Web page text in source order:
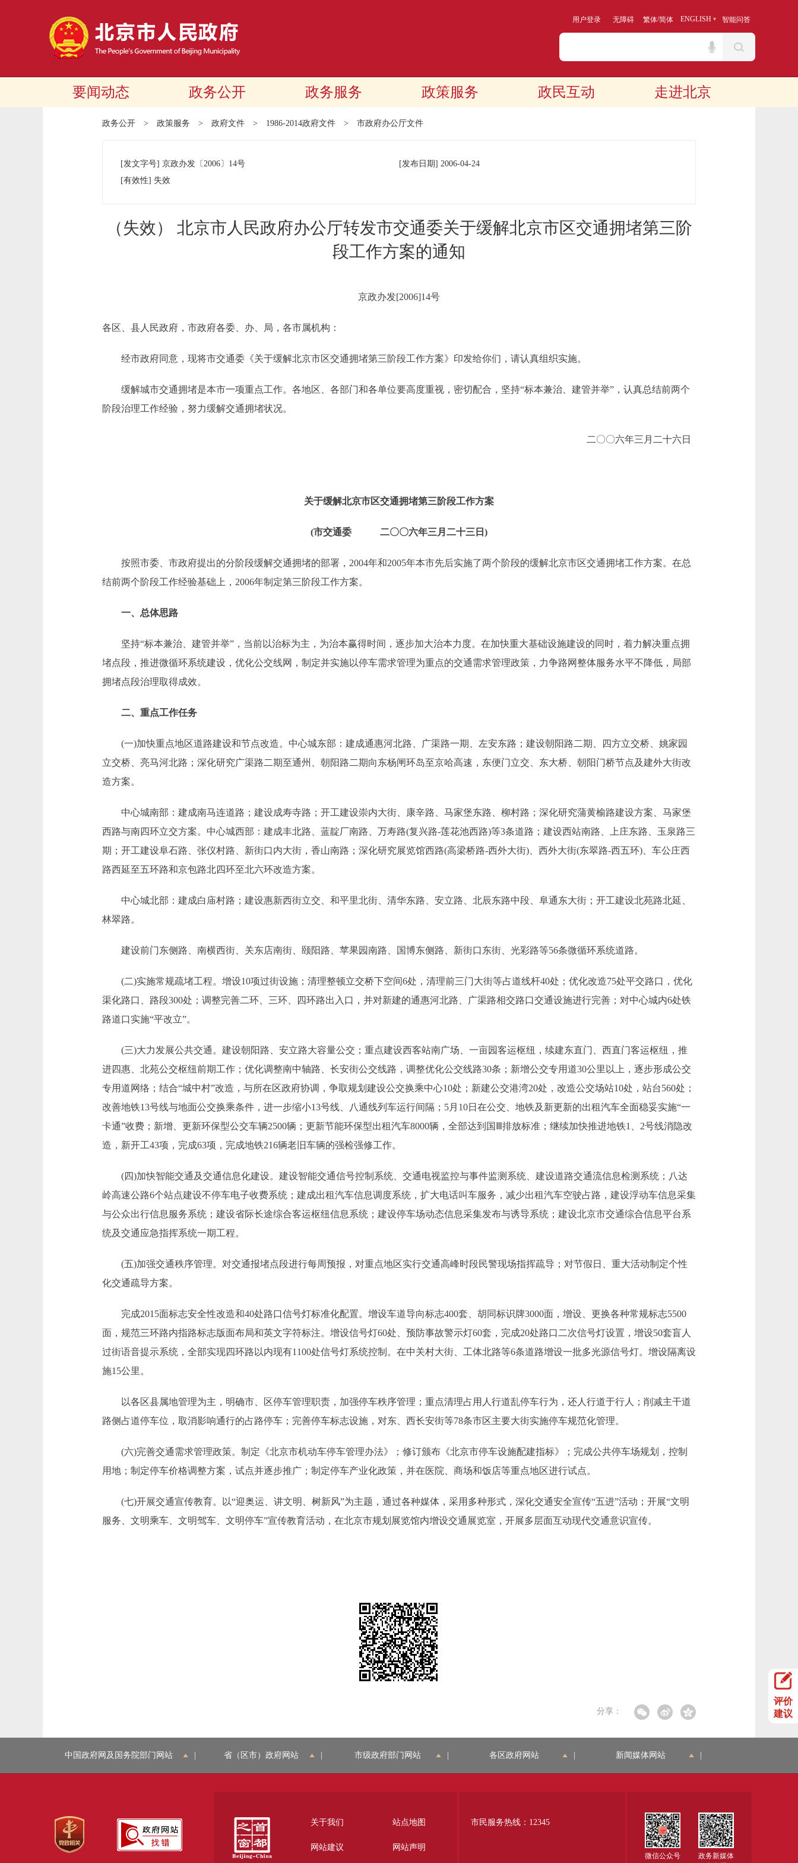
用户登录 无障碍 繁体/简体 ENGLISH 智能问答
要闻动态 政务公开 政务服务 政策服务 政民互动 走进北京
政务公开 > 政策服务 > 政府文件 > 1986-2014政府文件 > 市政府办公厅文件
[发文字号] 京政办发 〔2006〕 14号 [发布日期] 2006-04-24
[有效性] 失效
（失效） 北京市人民政府办公厅转发市交通委关于缓解北京市区交通拥堵第三阶
段工作方案的通知
京政办发[2006]14号
各区、县人民政府，市政府各委、办、局，各市属机构：
经市政府同意，现将市交通委《关于缓解北京市区交通拥堵第三阶段工作方案》印发给你们，请认真组织实施。
缓解城市交通拥堵是本市一项重点工作。各地区、各部门和各单位要高度重视，密切配合，坚持“标本兼治、建管并举”，认真总结前两个
阶段治理工作经验，努力缓解交通拥堵状况。
二〇〇六年三月二十六日
关于缓解北京市区交通拥堵第三阶段工作方案
(市交通委 二〇〇六年三月二十三日)
按照市委、市政府提出的分阶段缓解交通拥堵的部署，2004年和2005年本市先后实施了两个阶段的缓解北京市区交通拥堵工作方案。在总
结前两个阶段工作经验基础上，2006年制定第三阶段工作方案。
一、总体思路
坚持“标本兼治、建管并举”，当前以治标为主，为治本赢得时间，逐步加大治本力度。在加快重大基础设施建设的同时，着力解决重点拥
堵点段，推进微循环系统建设，优化公交线网，制定并实施以停车需求管理为重点的交通需求管理政策，力争路网整体服务水平不降低，局部
拥堵点段治理取得成效。
二、重点工作任务
(一)加快重点地区道路建设和节点改造。中心城东部：建成通惠河北路、广渠路一期、左安东路；建设朝阳路二期、四方立交桥、姚家园
立交桥、亮马河北路；深化研究广渠路二期至通州、朝阳路二期向东杨闸环岛至京哈高速，东便门立交、东大桥、朝阳门桥节点及建外大街改
造方案。
中心城南部：建成南马连道路；建设成寿寺路；开工建设崇内大街、康辛路、马家堡东路、柳村路；深化研究蒲黄榆路建设方案、马家堡
西路与南四环立交方案。中心城西部：建成丰北路、蓝靛厂南路、万寿路(复兴路-莲花池西路)等3条道路；建设西站南路、上庄东路、玉泉路三
期；开工建设阜石路、张仪村路、新街口内大街，香山南路；深化研究展览馆西路(高梁桥路-西外大街)、西外大街(东翠路-西五环)、车公庄西
路西延至五环路和京包路北四环至北六环改造方案。
中心城北部：建成白庙村路；建设惠新西街立交、和平里北街、清华东路、安立路、北辰东路中段、阜通东大街；开工建设北苑路北延、
林翠路。
建设前门东侧路、南横西街、关东店南街、颐阳路、苹果园南路、国博东侧路、新街口东街、光彩路等56条微循环系统道路。
(二)实施常规疏堵工程。增设10项过街设施；清理整顿立交桥下空间6处，清理前三门大街等占道线杆40处；优化改造75处平交路口，优化
渠化路口、路段300处；调整完善二环、三环、四环路出入口，并对新建的通惠河北路、广渠路相交路口交通设施进行完善；对中心城内6处铁
路道口实施“平改立”。
(三)大力发展公共交通。建设朝阳路、安立路大容量公交；重点建设西客站南广场、一亩园客运枢纽，续建东直门、西直门客运枢纽，推
进四惠、北苑公交枢纽前期工作；优化调整南中轴路、长安街公交线路，调整优化公交线路30条；新增公交专用道30公里以上，逐步形成公交
专用道网络；结合“城中村”改造，与所在区政府协调，争取规划建设公交换乘中心10处；新建公交港湾20处，改造公交场站10处，站台560处；
改善地铁13号线与地面公交换乘条件，进一步缩小13号线、八通线列车运行间隔；5月10日在公交、地铁及新更新的出租汽车全面稳妥实施“一
卡通”收费；新增、更新环保型公交车辆2500辆；更新节能环保型出租汽车8000辆，全部达到国Ⅲ排放标准；继续加快推进地铁1、2号线消隐改
造，新开工43项，完成63项，完成地铁216辆老旧车辆的强检强修工作。
(四)加快智能交通及交通信息化建设。建设智能交通信号控制系统、交通电视监控与事件监测系统、建设道路交通流信息检测系统；八达
岭高速公路6个站点建设不停车电子收费系统；建成出租汽车信息调度系统，扩大电话叫车服务，减少出租汽车空驶占路，建设浮动车信息采集
与公众出行信息服务系统；建设省际长途综合客运枢纽信息系统；建设停车场动态信息采集发布与诱导系统；建设北京市交通综合信息平台系
统及交通应急指挥系统一期工程。
(五)加强交通秩序管理。对交通报堵点段进行每周预报，对重点地区实行交通高峰时段民警现场指挥疏导；对节假日、重大活动制定个性
化交通疏导方案。
完成2015面标志安全性改造和40处路口信号灯标准化配置。增设车道导向标志400套、胡同标识牌3000面，增设、更换各种常规标志5500
面，规范三环路内指路标志版面布局和英文字符标注。增设信号灯60处、预防事故警示灯60套，完成20处路口二次信号灯设置，增设50套盲人
过街语音提示系统，全部实现四环路以内现有1100处信号灯系统控制。在中关村大街、工体北路等6条道路增设一批多光源信号灯。增设隔离设
施15公里。
以各区县属地管理为主，明确市、区停车管理职责，加强停车秩序管理；重点清理占用人行道乱停车行为，还人行道于行人；削减主干道
路侧占道停车位，取消影响通行的占路停车；完善停车标志设施，对东、西长安街等78条市区主要大街实施停车规范化管理。
(六)完善交通需求管理政策。制定《北京市机动车停车管理办法》；修订颁布《北京市停车设施配建指标》；完成公共停车场规划，控制
用地；制定停车价格调整方案，试点并逐步推广；制定停车产业化政策，并在医院、商场和饭店等重点地区进行试点。
(七)开展交通宣传教育。以“迎奥运、讲文明、树新风”为主题，通过各种媒体，采用多种形式，深化交通安全宣传“五进”活动；开展“文明
服务、文明乘车、文明驾车、文明停车”宣传教育活动，在北京市规划展览馆内增设交通展览室，开展多层面互动现代交通意识宣传。
分享：
评价
建议
中国政府网及国务院部门网站 省（区市）政府网站 市级政府部门网站 各区政府网站 新闻媒体网站
关于我们 站点地图
网站建议 网站声明
市民服务热线：12345
微信公众号
政务新媒体